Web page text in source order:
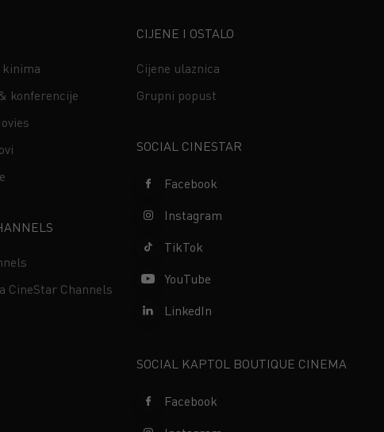
kinima
konferencije
CineStar Channels
CIJENE I OSTALO
Cijene ulaznica
Grupni popust
SOCIAL CINESTAR
Facebook
Instagram
TikTok
YouTube
LinkedIn
SOCIAL KAPTOL BOUTIQUE CINEMA
Facebook